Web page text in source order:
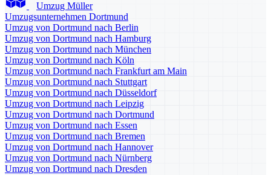
Umzug Müller
Umzugsunternehmen Dortmund
Umzug von Dortmund nach Berlin
Umzug von Dortmund nach Hamburg
Umzug von Dortmund nach München
Umzug von Dortmund nach Köln
Umzug von Dortmund nach Frankfurt am Main
Umzug von Dortmund nach Stuttgart
Umzug von Dortmund nach Düsseldorf
Umzug von Dortmund nach Leipzig
Umzug von Dortmund nach Dortmund
Umzug von Dortmund nach Essen
Umzug von Dortmund nach Bremen
Umzug von Dortmund nach Hannover
Umzug von Dortmund nach Nürnberg
Umzug von Dortmund nach Dresden